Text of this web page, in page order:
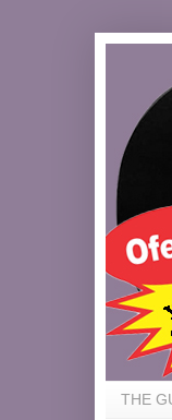
THE